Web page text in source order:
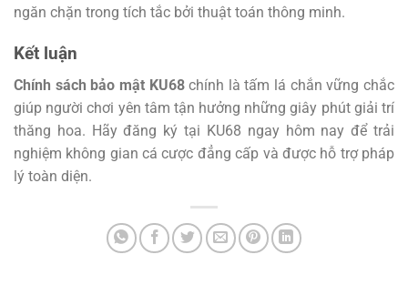
ngăn chặn trong tích tắc bởi thuật toán thông minh.
Kết luận
Chính sách bảo mật KU68chính là tấm lá chắn vững chắc
giúp người chơi yên tâm tận hưởng những giây phút giải trí
thăng hoa. Hãy đăng ký tại KU68 ngay hôm nay để trải
nghiệm không gian cá cược đẳng cấp và được hỗ trợ pháp
lý toàn diện.